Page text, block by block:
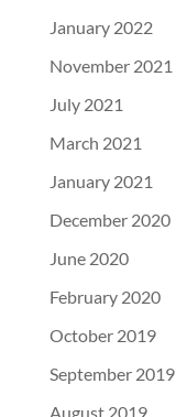
January 2022
November 2021
July 2021
March 2021
January 2021
December 2020
June 2020
February 2020
October 2019
September 2019
August 2019